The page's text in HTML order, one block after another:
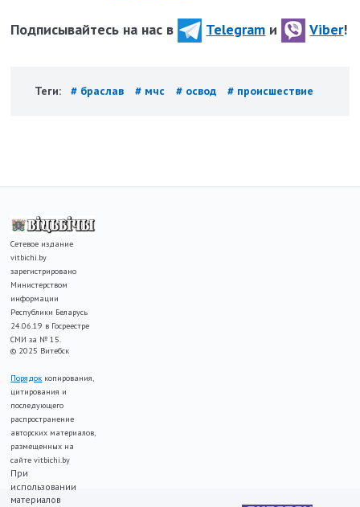
Подписывайтесь на нас в Telegram и Viber!
Теги: # браслав # мчс # освод # происшествие
Сетевое издание
vitbichi.by
зарегистрировано
Министерством
информации
Республики Беларусь
24.06.19 в Госреестре
СМИ за № 15.
© 2025 Витебск
Порядок копирования,
цитирования и
последующего
распространение
авторских материалов,
размещенных на
сайте vitbichi.by
При
использовании
материалов